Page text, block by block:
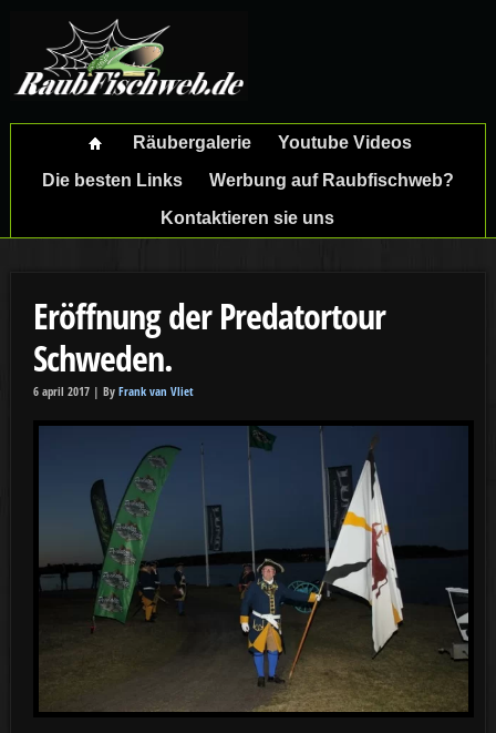
Räubergalerie
Youtube Videos
Die besten Links
Werbung auf Raubfischweb?
Kontaktieren sie uns
Eröffnung der Predatortour
Schweden.
6 april 2017 | By Frank van Vliet